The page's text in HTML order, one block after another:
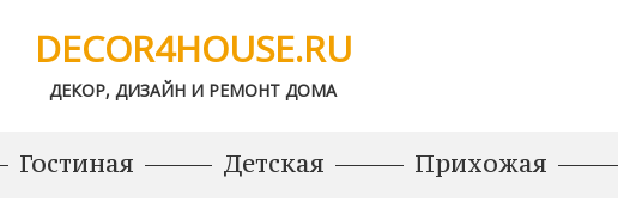
DECOR4HOUSE.RU
ДЕКОР, ДИЗАЙН И РЕМОНТ ДОМА
Гостиная Детская Прихожая